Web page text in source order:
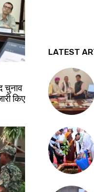
चुनाव
किए
LATEST